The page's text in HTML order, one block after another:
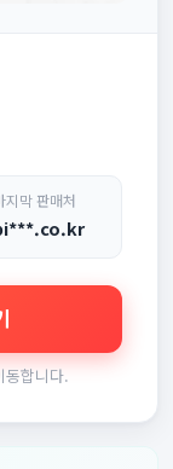
지막 판매처
동합니다.